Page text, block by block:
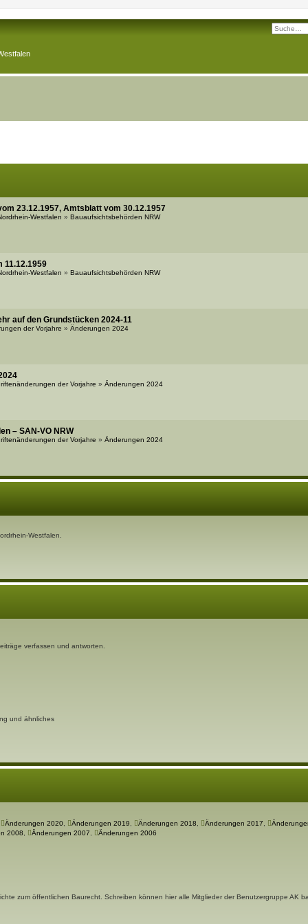
23.12.1957, Amtsblatt vom 30.12.1957
Westfalen » Bauaufsichtsbehörden NRW
11.12.1959
Westfalen » Bauaufsichtsbehörden NRW
auf den Grundstücken 2024-11
der Vorjahre » Änderungen 2024
der Vorjahre » Änderungen 2024
– SAN-VO NRW
der Vorjahre » Änderungen 2024
Westfalen.
verfassen und antworten.
und ähnliches
Änderungen 2020 Änderungen 2019 Änderungen 2018 Änderungen 2017
2008
Änderungen 2007 Änderungen 2006
zum öffentlichen Baurecht. Schreiben können hier alle Mitglieder der Benutzergruppe AK